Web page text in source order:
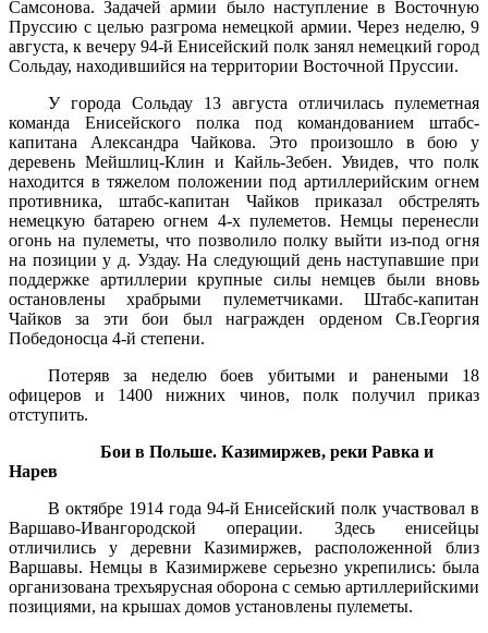
Самсонова. Задачей армии было наступление в Восточную
Пруссию с целью разгрома немецкой армии. Через неделю, 9
августа, к вечеру 94-й Енисейский полк занял немецкий город
Сольдау, находившийся на территории Восточной Пруссии.
У города Сольдау 13 августа отличилась пулеметная
команда Енисейского полка под командованием штабс-
капитана Александра Чайкова. Это произошло в бою у
деревень Мейшлиц-Клин и Кайль-Зебен. Увидев, что полк
находится в тяжелом положении под артиллерийским огнем
противника, штабс-капитан Чайков приказал обстрелять
немецкую батарею огнем 4-х пулеметов. Немцы перенесли
огонь на пулеметы, что позволило полку выйти из-под огня
на позиции у д. Уздау. На следующий день наступавшие при
поддержке артиллерии крупные силы немцев были вновь
остановлены храбрыми пулеметчиками. Штабс-капитан
Чайков за эти бои был награжден орденом Св.Георгия
Победоносца 4-й степени.
Потеряв за неделю боев убитыми и ранеными 18
офицеров и 1400 нижних чинов, полк получил приказ
отступить.
Бои в Польше. Казимиржев, реки Равка и
Нарев
В октябре 1914 года 94-й Енисейский полк участвовал в
Варшаво-Ивангородской операции. Здесь енисейцы
отличились у деревни Казимиржев, расположенной близ
Варшавы. Немцы в Казимиржеве серьезно укрепились: была
организована трехъярусная оборона с семью артиллерийскими
позициями, на крышах домов установлены пулеметы.